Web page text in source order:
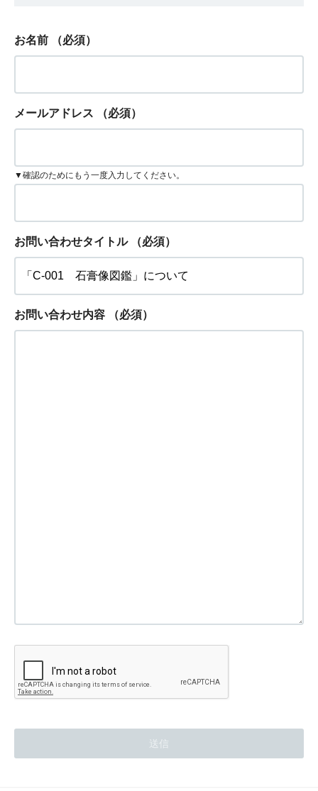
お名前 （必須）
メールアドレス （必須）
▼確認のためにもう一度入力してください。
お問い合わせタイトル （必須）
お問い合わせ内容 （必須）